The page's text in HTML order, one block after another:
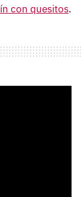
con quesitos.